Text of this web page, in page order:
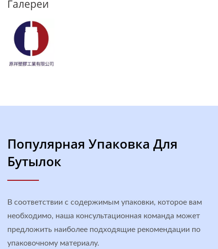
Галереи
Популярная Упаковка Для
Бутылок
В соответствии с содержимым упаковки, которое вам
необходимо, наша консультационная команда может
предложить наиболее подходящие рекомендации по
упаковочному материалу.